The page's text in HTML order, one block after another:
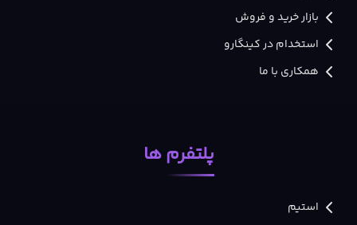
بازار خرید و فروش
استخدام در کینگارو
همکاری با ما
پلتفرم ها
استیم